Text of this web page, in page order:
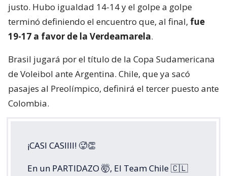
justo. Hubo igualdad 14-14 y el golpe a golpe
terminó definiendo el encuentro que, al final, fue
19-17 a favor de la Verdeamarela.
Brasil jugará por el título de la Copa Sudamericana
de Voleibol ante Argentina. Chile, que ya sacó
pasajes al Preolímpico, definirá el tercer puesto ante
Colombia.
¡CASI CASIIII! 🥵👏
En un PARTIDAZO 🤯, El Team Chile 🇨🇱